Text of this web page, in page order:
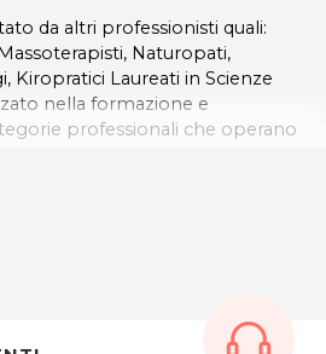
da altri professionisti quali:
Naturopati,
Kiropratici Laureati in Scienze
nella formazione e
professionali che operano
rieducativo e funzionale. E’ nata,
scuola per diventare
ha preso il nome